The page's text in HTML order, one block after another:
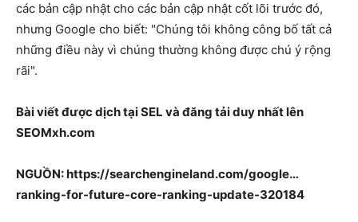
các bản cập nhật cho các bản cập nhật cốt lõi trước đó,
nhưng Google cho biết: "Chúng tôi không công bố tất cả
những điều này vì chúng thường không được chú ý rộng
rãi".
Bài viết được dịch tại SEL và đăng tải duy nhất lên
SEOMxh.com
NGUỒN: https://searchengineland.com/google…
ranking-for-future-core-ranking-update-320184